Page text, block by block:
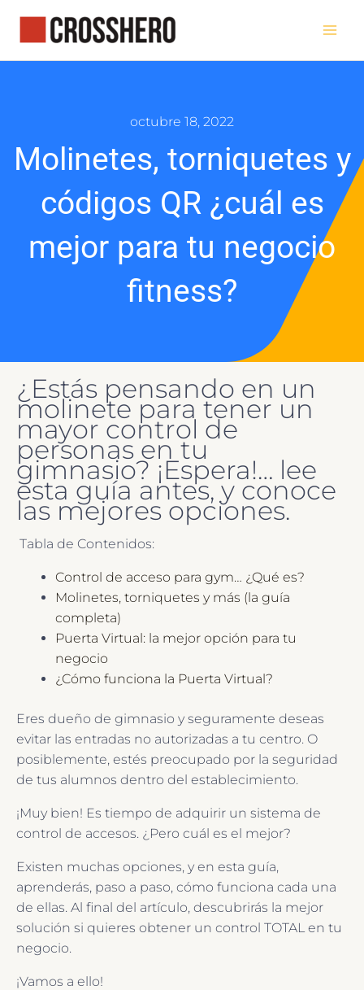
contenido
octubre 18, 2022
Molinetes, torniquetes y
códigos QR ¿cuál es
mejor para tu negocio
fitness?
¿Estás pensando en un
molinete para tener un
mayor control de
personas en tu
gimnasio? ¡Espera!… lee
esta guía antes, y conoce
las mejores opciones.
Tabla de Contenidos:
Control de acceso para gym… ¿Qué es?
Molinetes, torniquetes y más (la guía
completa)
Puerta Virtual: la mejor opción para tu
negocio
¿Cómo funciona la Puerta Virtual?
Eres dueño de gimnasio y seguramente deseas
evitar las entradas no autorizadas a tu centro. O
posiblemente, estés preocupado por la seguridad
de tus alumnos dentro del establecimiento.
¡Muy bien! Es tiempo de adquirir un sistema de
control de accesos. ¿Pero cuál es el mejor?
Existen muchas opciones, y en esta guía,
aprenderás, paso a paso, cómo funciona cada una
de ellas. Al final del artículo, descubrirás la mejor
solución si quieres obtener un control TOTAL en tu
negocio.
¡Vamos a ello!